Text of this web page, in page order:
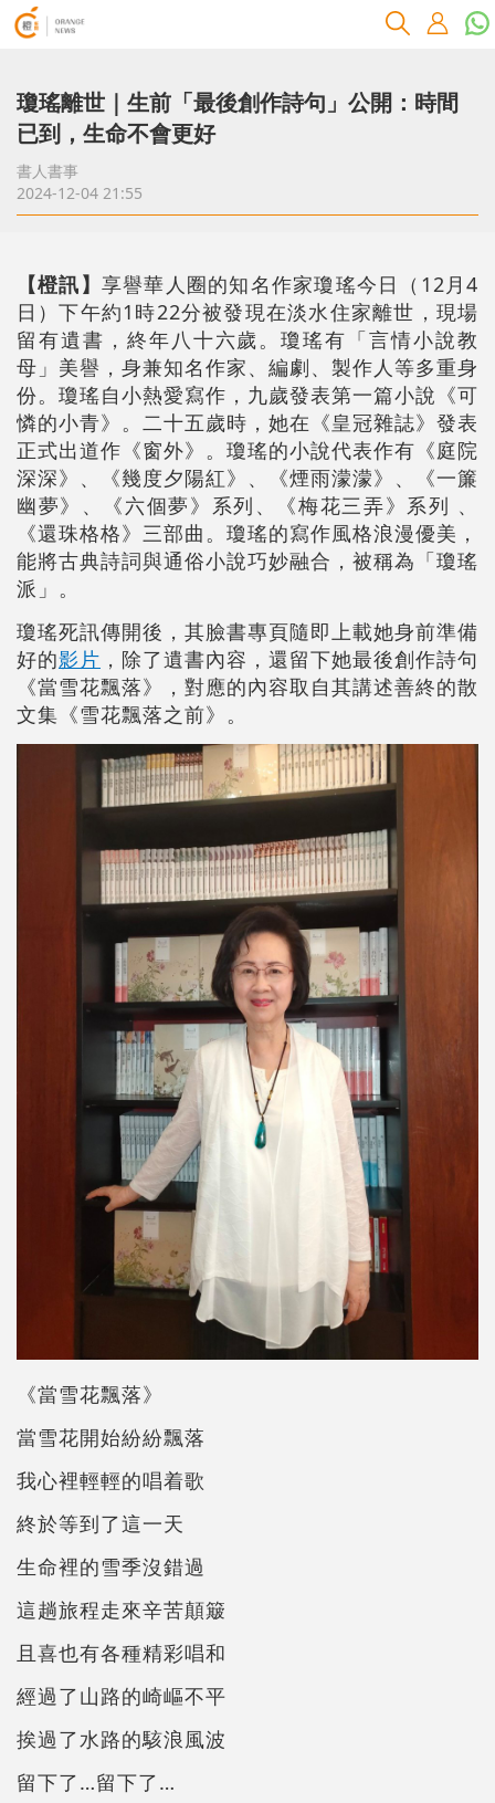
瓊瑤離世｜生前「最後創作詩句」公開：時間
已到，生命不會更好
書人書事
2024-12-04 21:55
【橙訊】 享譽華人圈的知名作家瓊瑤今日（12月4
日）下午約1時22分被發現在淡水住家離世，現場
留有遺書，終年八十六歲。瓊瑤有「言情小說教
母」美譽，身兼知名作家、編劇、製作人等多重身
份。瓊瑤自小熱愛寫作，九歲發表第一篇小說《可
憐的小青》。二十五歲時，她在《皇冠雜誌》發表
正式出道作《窗外》。瓊瑤的小說代表作有《庭院
深深》、《幾度夕陽紅》、《煙雨濛濛》、《一簾
幽夢》、《六個夢》系列、《梅花三弄》系列 、
《還珠格格》三部曲。瓊瑤的寫作風格浪漫優美，
能將古典詩詞與通俗小說巧妙融合，被稱為「瓊瑤
派」。
瓊瑤死訊傳開後，其臉書專頁隨即上載她身前準備
好的影片 ，除了遺書內容，還留下她最後創作詩句
《當雪花飄落》，對應的內容取自其講述善終的散
文集《雪花飄落之前》。
《當雪花飄落》
當雪花開始紛紛飄落
我心裡輕輕的唱着歌
終於等到了這一天
生命裡的雪季沒錯過
這趟旅程走來辛苦顛簸
且喜也有各種精彩唱和
經過了山路的崎嶇不平
挨過了水路的駭浪風波
留下了…留下了…